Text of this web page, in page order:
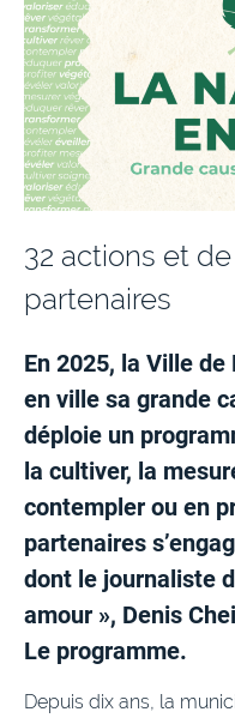
32 actions et
partenaires
En 2025, la Ville
en ville sa grande
déploie un
la cultiver, la
contempler ou en
partenaires
dont le journaliste
amour », Denis
Le programme.
Depuis dix ans, la